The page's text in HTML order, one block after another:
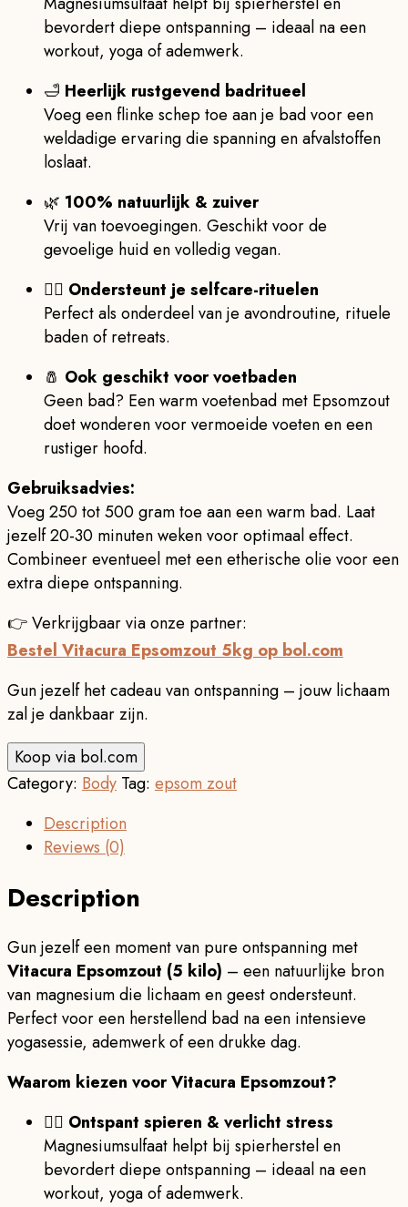
bevordert diepe ontspanning – ideaal na een
workout, yoga of ademwerk.
🛁 Heerlijk rustgevend badritueel
Voeg een flinke schep toe aan je bad voor een
weldadige ervaring die spanning en afvalstoffen
loslaat.
🌿 100% natuurlijk & zuiver
Vrij van toevoegingen. Geschikt voor de
gevoelige huid en volledig vegan.
🧘‍♂️ Ondersteunt je selfcare-rituelen
Perfect als onderdeel van je avondroutine, rituele
baden of retreats.
🧂 Ook geschikt voor voetbaden
Geen bad? Een warm voetenbad met Epsomzout
doet wonderen voor vermoeide voeten en een
rustiger hoofd.
Gebruiksadvies:
Voeg 250 tot 500 gram toe aan een warm bad. Laat
jezelf 20-30 minuten weken voor optimaal effect.
Combineer eventueel met een etherische olie voor een
extra diepe ontspanning.
👉 Verkrijgbaar via onze partner:
Bestel Vitacura Epsomzout 5kg op bol.com
Gun jezelf het cadeau van ontspanning – jouw lichaam
zal je dankbaar zijn.
Koop via bol.com
Category: Body Tag: epsom zout
Description
Reviews (0)
Description
Gun jezelf een moment van pure ontspanning met
Vitacura Epsomzout (5 kilo) – een natuurlijke bron
van magnesium die lichaam en geest ondersteunt.
Perfect voor een herstellend bad na een intensieve
yogasessie, ademwerk of een drukke dag.
Waarom kiezen voor Vitacura Epsomzout?
💆‍♀️ Ontspant spieren & verlicht stress
Magnesiumsulfaat helpt bij spierherstel en
bevordert diepe ontspanning – ideaal na een
workout, yoga of ademwerk.